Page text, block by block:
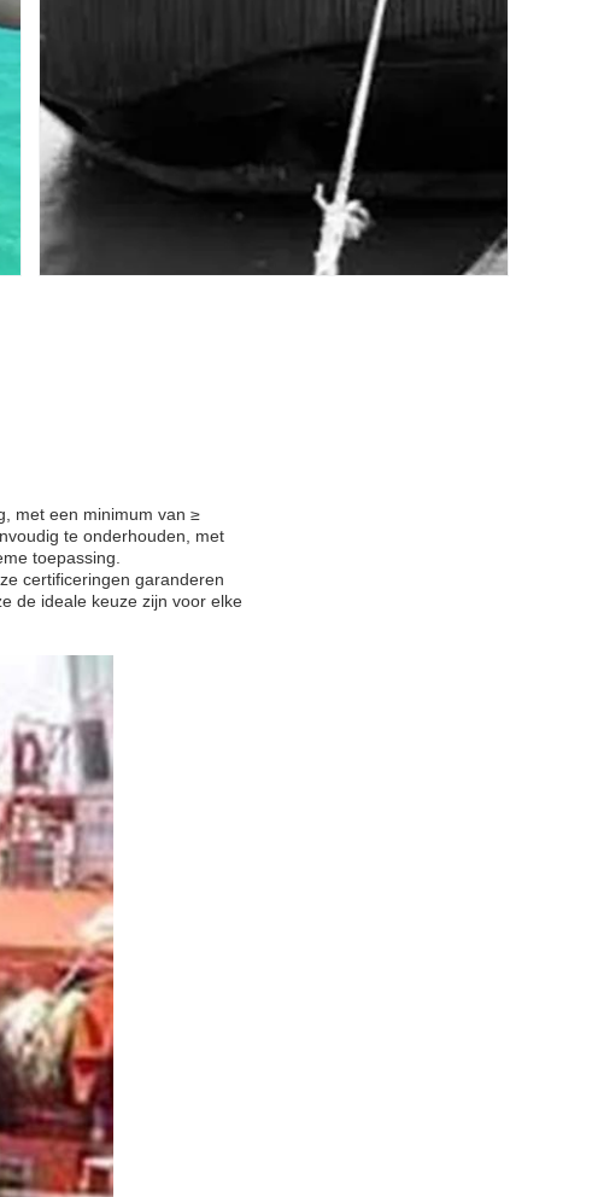
met een minimum van ≥
te onderhouden, met
toepassing.
certificeringen garanderen
de ideale keuze zijn voor elke